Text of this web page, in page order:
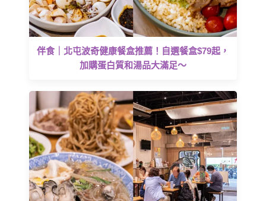
伴食｜北屯波奇健康餐盒推薦！自選餐盒$79起，
加購蛋白質和湯品大滿足～